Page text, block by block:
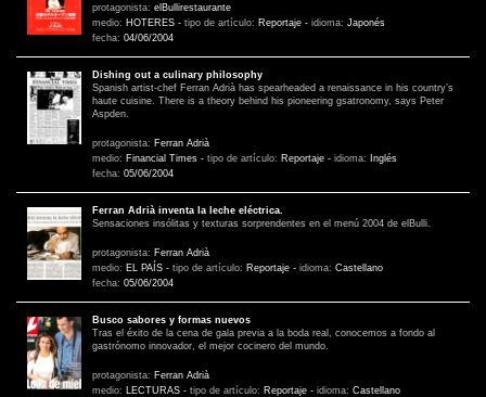
protagonista: elBullirestaurante
medio: HOTERES - tipo de artículo: Reportaje - idioma: Japonés
fecha: 04/06/2004
Dishing out a culinary philosophy
Spanish artist-chef Ferran Adrià has spearheaded a renaissance in his country’s
haute cuisine. There is a theory behind his pioneering gsatronomy, says Peter
Aspden.
protagonista: Ferran Adrià
medio: Financial Times - tipo de artículo: Reportaje - idioma:
Inglés
fecha: 05/06/2004
Ferran Adrià inventa la leche eléctrica.
Sensaciones insólitas y texturas sorprendentes en el menú 2004 de elBulli.
protagonista: Ferran Adrià
medio: EL PAÍS - tipo de artículo: Reportaje - idioma: Castellano
fecha: 05/06/2004
Busco sabores y formas nuevos
Tras el éxito de la cena de gala previa a la boda real, conocemos a fondo al
gastrónomo innovador, el mejor cocinero del mundo.
protagonista: Ferran Adrià
medio:
LECTURAS - tipo de artículo: Reportaje - idioma: Castellano